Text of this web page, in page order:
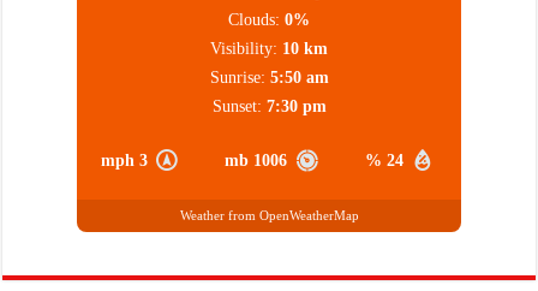
24 %
1006 mb
3 mph
Clouds: 0%
Visibility: 10 km
Sunrise: 5:50 am
Sunset: 7:30 pm
Weather from OpenWeatherMap